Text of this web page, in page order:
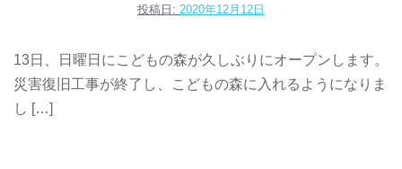
投稿日: 2020年12月12日
13日、日曜日にこどもの森が久しぶりにオープンします。
災害復旧工事が終了し、こどもの森に入れるようになりま
し […]